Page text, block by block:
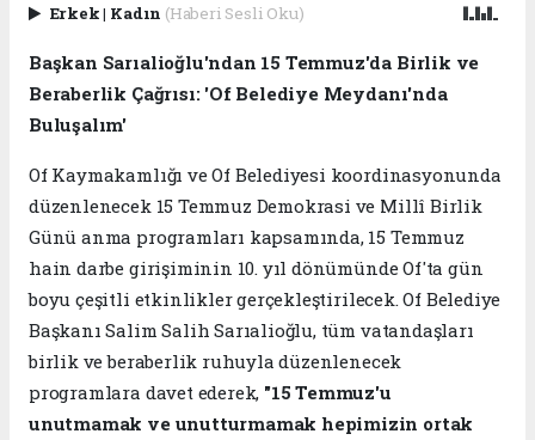
Erkek| Kadın (Haberi Sesli Oku)
Başkan Sarıalioğlu'ndan 15 Temmuz'da Birlik ve
Beraberlik Çağrısı: 'Of Belediye Meydanı'nda
Buluşalım'
Of Kaymakamlığı ve Of Belediyesi koordinasyonunda
düzenlenecek 15 Temmuz Demokrasi ve Millî Birlik
Günü anma programları kapsamında, 15 Temmuz
hain darbe girişiminin 10. yıl dönümünde Of'ta gün
boyu çeşitli etkinlikler gerçekleştirilecek. Of Belediye
Başkanı Salim Salih Sarıalioğlu, tüm vatandaşları
birlik ve beraberlik ruhuyla düzenlenecek
programlara davet ederek, "15 Temmuz'u
unutmamak ve unutturmamak hepimizin ortak